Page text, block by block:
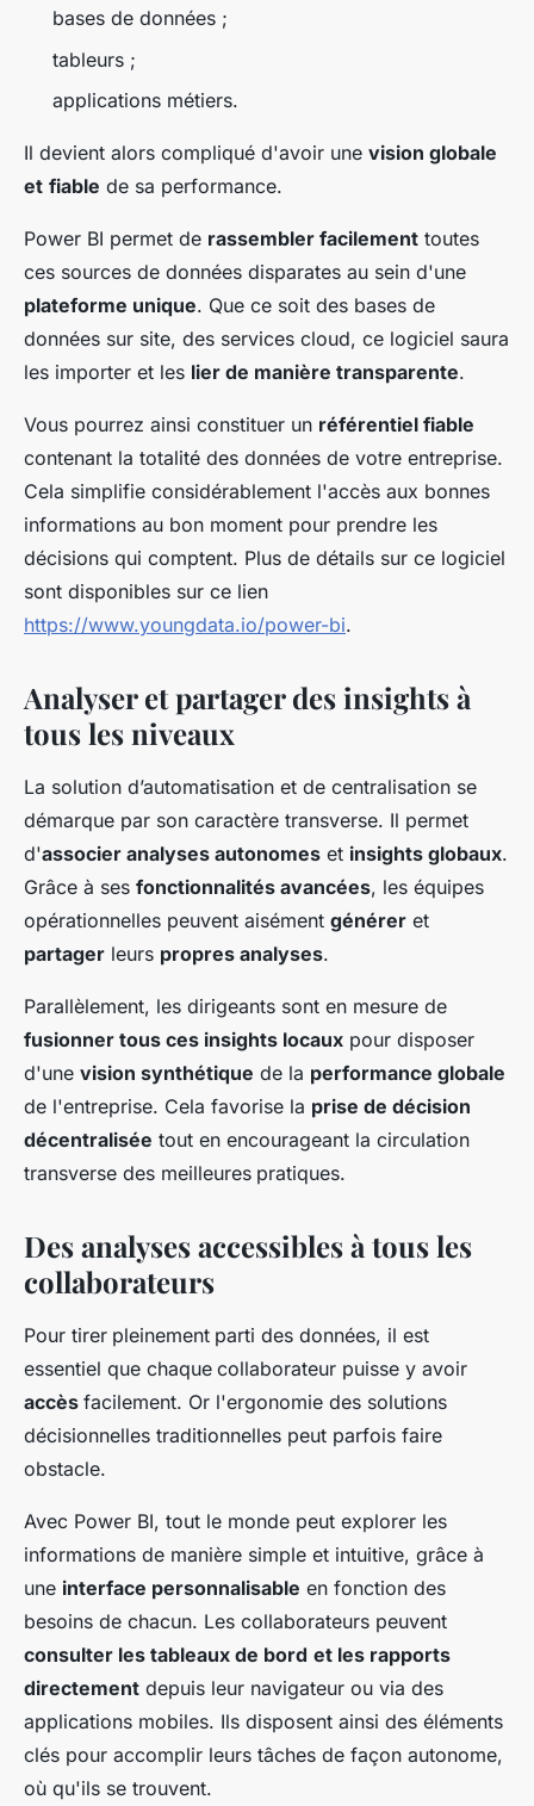
bases de données ;
tableurs ;
applications métiers.
Il devient alors compliqué d'avoir une vision globale
et fiable de sa performance.
Power BI permet de rassembler facilement toutes
ces sources de données disparates au sein d'une
plateforme unique. Que ce soit des bases de
données sur site, des services cloud, ce logiciel saura
les importer et les lier de manière transparente.
Vous pourrez ainsi constituer un référentiel fiable
contenant la totalité des données de votre entreprise.
Cela simplifie considérablement l'accès aux bonnes
informations au bon moment pour prendre les
décisions qui comptent. Plus de détails sur ce logiciel
sont disponibles sur ce lien
https://www.youngdata.io/power-bi.
Analyser et partager des insights à
tous les niveaux
La solution d’automatisation et de centralisation se
démarque par son caractère transverse. Il permet
d'associer analyses autonomes et insights globaux.
Grâce à ses fonctionnalités avancées, les équipes
opérationnelles peuvent aisément générer et
partager leurs propres analyses.
Parallèlement, les dirigeants sont en mesure de
fusionner tous ces insights locaux pour disposer
d'une vision synthétique de la performance globale
de l'entreprise. Cela favorise la prise de décision
décentralisée tout en encourageant la circulation
transverse des meilleures pratiques.
Des analyses accessibles à tous les
collaborateurs
Pour tirer pleinement parti des données, il est
essentiel que chaque collaborateur puisse y avoir
accès facilement. Or l'ergonomie des solutions
décisionnelles traditionnelles peut parfois faire
obstacle.
Avec Power BI, tout le monde peut explorer les
informations de manière simple et intuitive, grâce à
une interface personnalisable en fonction des
besoins de chacun. Les collaborateurs peuvent
consulter les tableaux de bord et les rapports
directement depuis leur navigateur ou via des
applications mobiles. Ils disposent ainsi des éléments
clés pour accomplir leurs tâches de façon autonome,
où qu'ils se trouvent.